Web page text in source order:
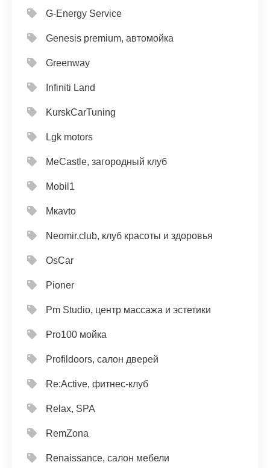
G-Energy Service
Genesis premium, автомойка
Greenway
Infiniti Land
KurskCarTuning
Lgk motors
MeCastle, загородный клуб
Mobil1
Mкavto
Neomir.club, клуб красоты и здоровья
OsCar
Pioner
Pm Studio, центр массажа и эстетики
Pro100 мойка
Profildoors, салон дверей
Re:Active, фитнес-клуб
Relax, SPA
RemZona
Renaissance, салон мебели